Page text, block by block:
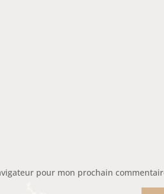
pour mon prochain